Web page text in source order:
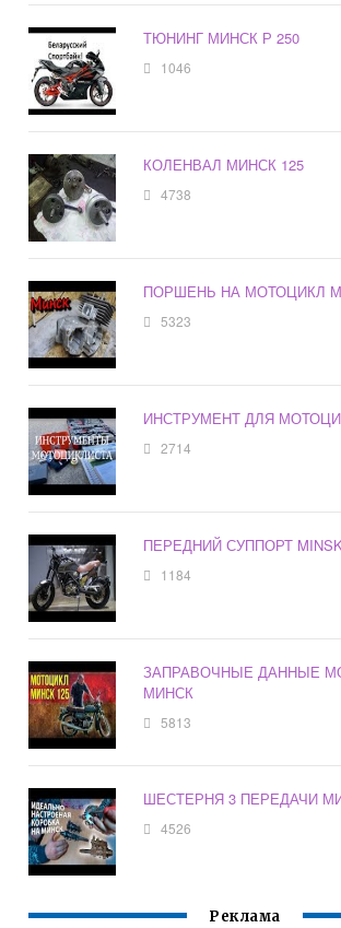
ТЮНИНГ МИНСК Р 250
1046
КОЛЕНВАЛ МИНСК 125
4738
ПОРШЕНЬ НА МОТОЦИКЛ
5323
ИНСТРУМЕНТ ДЛЯ
2714
ПЕРЕДНИЙ СУППОРТ MINSK
1184
ЗАПРАВОЧНЫЕ ДАННЫЕ
МИНСК
5813
ШЕСТЕРНЯ 3 ПЕРЕДАЧИ
4526
Реклама